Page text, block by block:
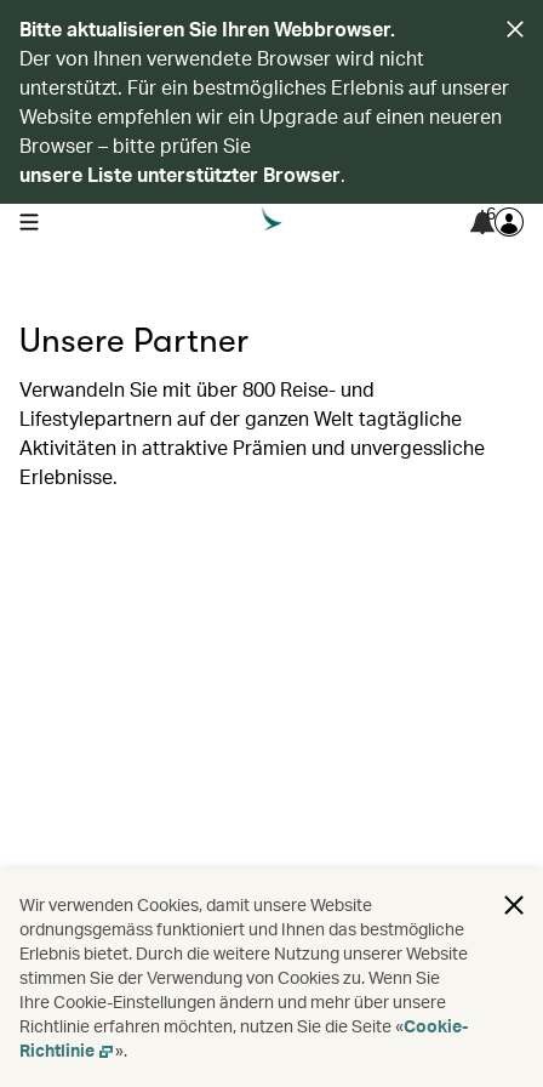
Bitte aktualisieren Sie Ihren Webbrowser.
Der von Ihnen verwendete Browser wird nicht
unterstützt. Für ein bestmögliches Erlebnis auf unserer
Website empfehlen wir ein Upgrade auf einen neueren
Browser – bitte prüfen Sie
unsere Liste unterstützter Browser.
open navigation menu 6
Unsere Partner
Verwandeln Sie mit über 800 Reise- und
Lifestylepartnern auf der ganzen Welt tagtägliche
Aktivitäten in attraktive Prämien und unvergessliche
Erlebnisse.
Wir verwenden Cookies, damit unsere Website
ordnungsgemäss funktioniert und Ihnen das bestmögliche
Erlebnis bietet. Durch die weitere Nutzung unserer Website
stimmen Sie der Verwendung von Cookies zu. Wenn Sie
Ihre Cookie-Einstellungen ändern und mehr über unsere
Richtlinie erfahren möchten, nutzen Sie die Seite «Cookie-
Richtlinie
».